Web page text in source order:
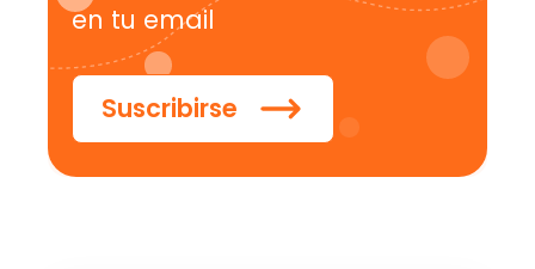
en tu email
Suscribirse